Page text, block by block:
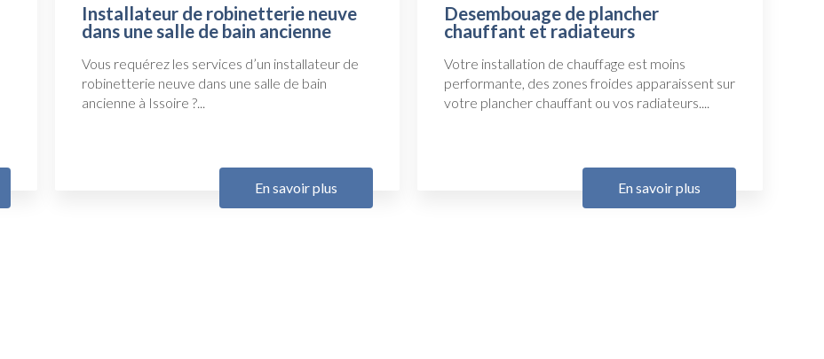
Installateur de robinetterie neuve
dans une salle de bain ancienne
Vous requérez les services d’un installateur de
robinetterie neuve dans une salle de bain
ancienne à Issoire ?...
En savoir plus
Desembouage de plancher
chauffant et radiateurs
Votre installation de chauffage est moins
performante, des zones froides apparaissent sur
votre plancher chauffant ou vos radiateurs....
En savoir plus